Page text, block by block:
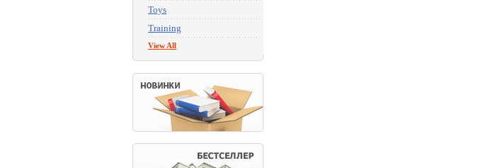
Toys
Training
View All